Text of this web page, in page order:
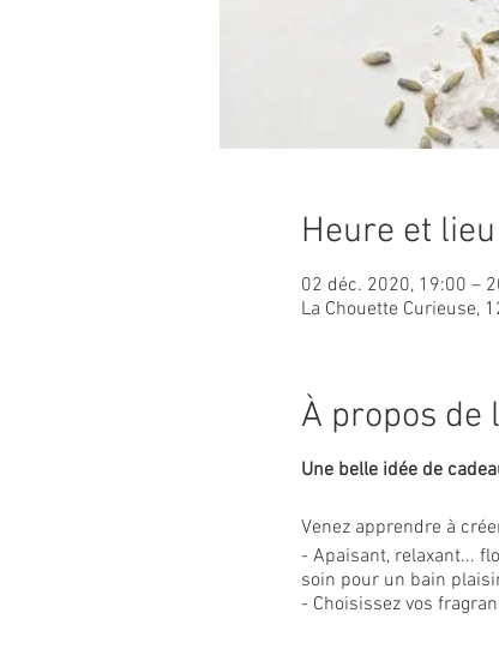
Heure et lieu
02 déc. 2020, 19:00 –
La Chouette Curieuse,
À propos de
Une belle idée de
Venez apprendre à
- Apaisant, relaxant...
soin pour un bain
- Choisissez vos